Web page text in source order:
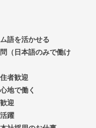
語を活かせる
（日本語のみで働け
者歓迎
地で働く
迎
躍